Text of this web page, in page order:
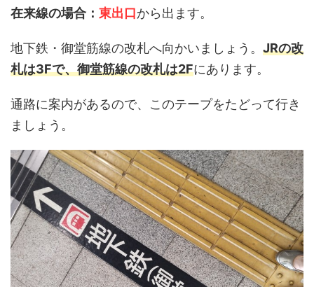
在来線の場合： 東出口から出ます。
地下鉄・御堂筋線の改札へ向かいましょう。 JRの改
札は3Fで、御堂筋線の改札は2Fにあります。
通路に案内があるので、このテープをたどって行き
ましょう。